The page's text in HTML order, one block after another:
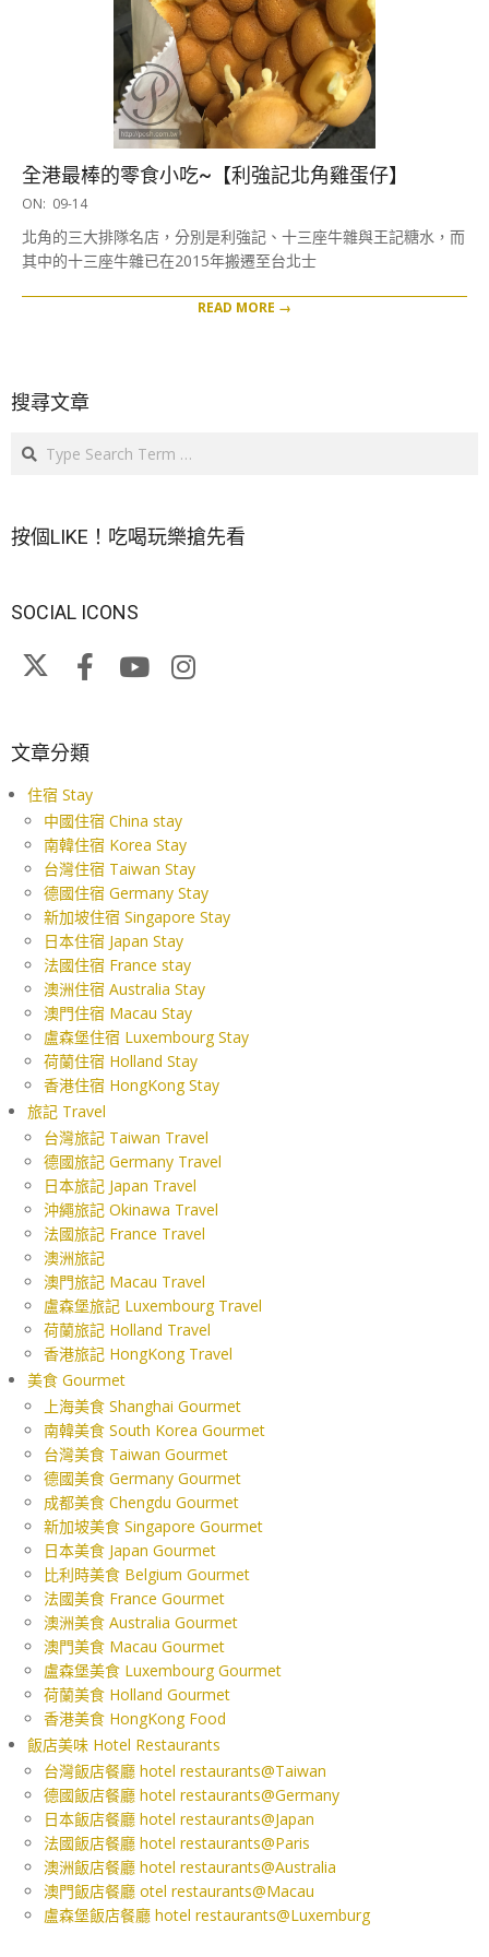
全港最棒的零食小吃~【利強記北角雞蛋仔】
2016-
14
ON: 09-14
北角的三大排隊名店，分別是利強記、十三座牛雜與王記糖水，而
其中的十三座牛雜已在2015年搬遷至台北士
READ MORE →
搜尋文章
Search
按個LIKE！吃喝玩樂搶先看
SOCIAL ICONS
文章分類
住宿 Stay
中國住宿 China stay
南韓住宿 Korea Stay
台灣住宿 Taiwan Stay
德國住宿 Germany Stay
新加坡住宿 Singapore Stay
日本住宿 Japan Stay
法國住宿 France stay
澳洲住宿 Australia Stay
澳門住宿 Macau Stay
盧森堡住宿 Luxembourg Stay
荷蘭住宿 Holland Stay
香港住宿 HongKong Stay
旅記 Travel
台灣旅記 Taiwan Travel
德國旅記 Germany Travel
日本旅記 Japan Travel
沖繩旅記 Okinawa Travel
法國旅記 France Travel
澳洲旅記
澳門旅記 Macau Travel
盧森堡旅記 Luxembourg Travel
荷蘭旅記 Holland Travel
香港旅記 HongKong Travel
美食 Gourmet
上海美食 Shanghai Gourmet
南韓美食 South Korea Gourmet
台灣美食 Taiwan Gourmet
德國美食 Germany Gourmet
成都美食 Chengdu Gourmet
新加坡美食 Singapore Gourmet
日本美食 Japan Gourmet
比利時美食 Belgium Gourmet
法國美食 France Gourmet
澳洲美食 Australia Gourmet
澳門美食 Macau Gourmet
盧森堡美食 Luxembourg Gourmet
荷蘭美食 Holland Gourmet
香港美食 HongKong Food
飯店美味 Hotel Restaurants
台灣飯店餐廳 hotel restaurants@Taiwan
德國飯店餐廳 hotel restaurants@Germany
日本飯店餐廳 hotel restaurants@Japan
法國飯店餐廳 hotel restaurants@Paris
澳洲飯店餐廳 hotel restaurants@Australia
澳門飯店餐廳 otel restaurants@Macau
盧森堡飯店餐廳 hotel restaurants@Luxemburg